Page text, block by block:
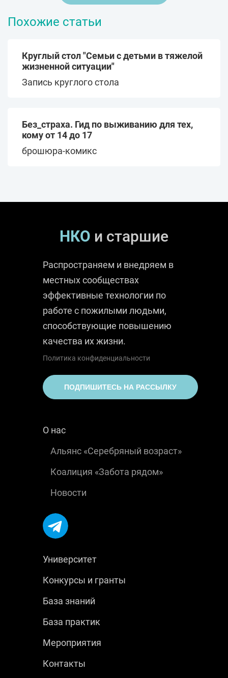
Похожие статьи
Круглый стол "Семьи с детьми в тяжелой
жизненной ситуации"
Запись круглого стола
Без_страха. Гид по выживанию для тех,
кому от 14 до 17
брошюра-комикс
НКО и старшие
Распространяем и внедряем в
местных сообществах
эффективные технологии по
работе с пожилыми людьми,
способствующие повышению
качества их жизни.
Политика конфиденциальности
ПОДПИШИТЕСЬ НА РАССЫЛКУ
О нас
Альянс «Серебряный возраст»
Коалиция «Забота рядом»
Новости
Университет
Конкурсы и гранты
База знаний
База практик
Мероприятия
Контакты